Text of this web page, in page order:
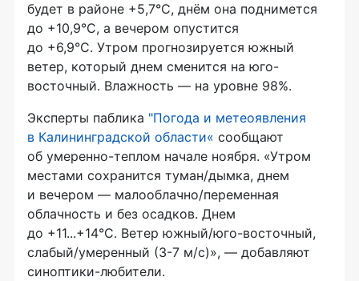
будет в районе +5,7°C, днём она поднимется
до +10,9°C, а вечером опустится
до +6,9°C. Утром прогнозируется южный
ветер, который днем сменится на юго-
восточный. Влажность — на уровне 98%.
Эксперты паблика "Погода и метеоявления
в Калининградской области« сообщают
об умеренно-теплом начале ноября. «Утром
местами сохранится туман/дымка, днем
и вечером — малооблачно/переменная
облачность и без осадков. Днем
до +11...+14°C. Ветер южный/юго-восточный,
слабый/умеренный (3-7 м/с)», — добавляют
синоптики-любители.